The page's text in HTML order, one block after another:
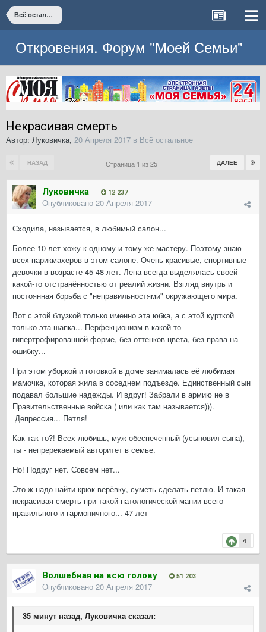
Всё остальное
Откровения. Форум "Моей Семьи"
Некрасивая смерть
Автор: Луковичка, 20 Апреля 2017 в Всё остальное
НАЗАД ДАЛЕЕ
Страница 1 из 25
Луковичка 12 237
Опубликовано 20 Апреля 2017
Сходила, называется, в любимый салон...
Более 10 лет хожу к одному и тому же мастеру. Поэтому знаю
всех парикмахеров в этом салоне. Очень красивые, спортивные
девочки в возрасте 45-48 лет. Лена всегда выделялась своей
какой-то отстранённостью от реалий жизни. Взгляд внутрь и
постоянная борьба с "неправильностями" окружающего мира.
Вот с этой блузкой только именно эта юбка, а с этой курткой
только эта шапка... Перфекционизм в какой-то
гипертрофированной форме, без оттенков цвета, без права на
ошибку...
При этом уборкой и готовкой в доме занималась её любимая
мамочка, которая жила в соседнем подъезде. Единственный сын
подавал большие надежды. И вдруг! Забрали в армию не в
Правительственные войска ( или как там называется))).
Депрессия... Петля!
Как так-то?! Всех любишь, муж обеспеченный (усыновил сына),
ты - непререкаемый авторитет в семье.
Но! Подруг нет. Совсем нет...
Это ж надо найти крюк-верёвку, суметь сделать петлю. И такая
некрасивая смерть при такой патологической мании всего
правильного и гармоничного... 47 лет
4
Волшебная на всю голову 51 203
Опубликовано 20 Апреля 2017
35 минут назад, Луковичка сказал: